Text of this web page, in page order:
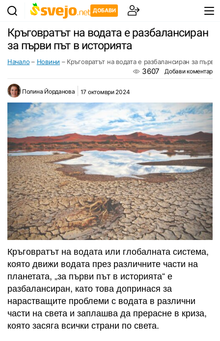
ДОБАВИ
Кръговратът на водата е разбалансиран
за първи път в историята
Начало – Новини – Кръговратът на водата е разбалансиран за първи
3607 Добави коментар
Полина Йорданова 17 октомври 2024
Кръговратът на водата или глобалната система,
която движи водата през различните части на
планетата, „за първи път в историята“ е
разбалансиран, като това допринася за
нарастващите проблеми с водата в различни
части на света и заплашва да прерасне в криза,
която засяга всички страни по света.